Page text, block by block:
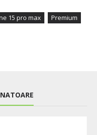
15 pro max Premium